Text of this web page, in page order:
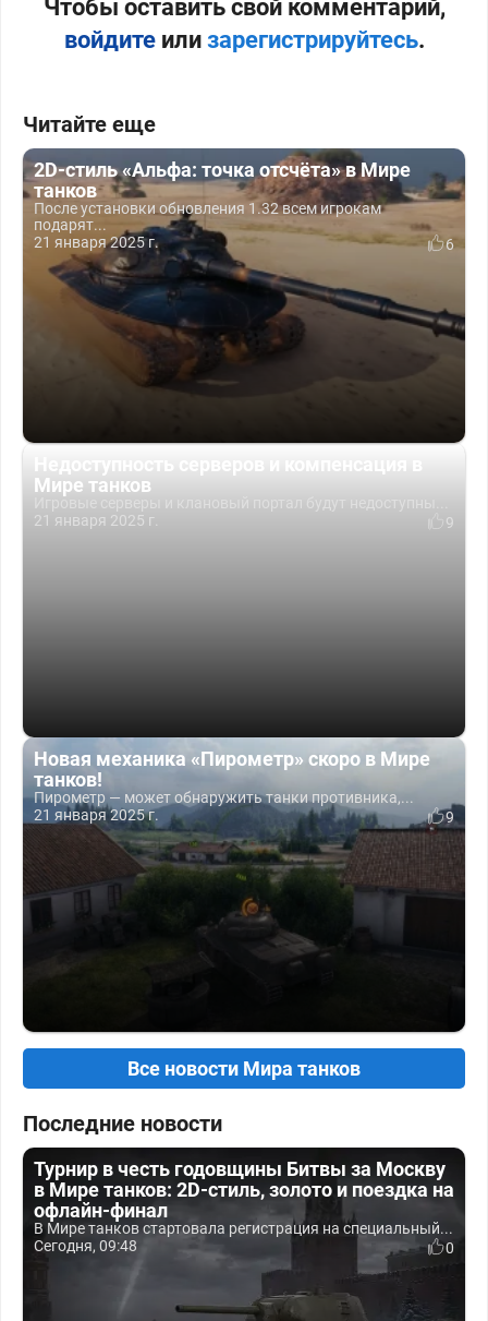
Чтобы оставить свой комментарий,
войдитеили зарегистрируйтесь.
Читайте еще
2D-стиль «Альфа: точка отсчёта» в Мире
танков
После установки обновления 1.32 всем игрокам
подарят...
21 января 2025 г.
6
Мире танков
21 января 2025 г.
9
Новая механика «Пирометр» скоро в Мире
танков!
Пирометр — может обнаружить танки противника,...
21 января 2025 г.
9
Все новости Мира танков
Последние новости
Турнир в честь годовщины Битвы за Москву
в Мире танков: 2D-стиль, золото и поездка на
офлайн-финал
В Мире танков стартовала регистрация на специальный...
Сегодня, 09:48
0